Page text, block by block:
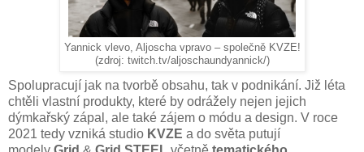
Yannick vlevo, Aljoscha vpravo – společně KVZE!
(zdroj: twitch.tv/aljoschaundyannick/)
Spolupracují jak na tvorbě obsahu, tak v podnikání. Již léta
chtěli vlastní produkty, které by odrážely nejen jejich
dýmkařský zápal, ale také zájem o módu a design. V roce
2021 tedy vzniká studio KVZE a do světa putují